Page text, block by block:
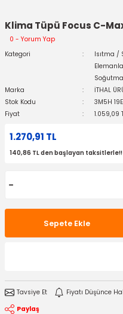
Klima Tüpü Focus C-
0 - Yorum Yap
Kategori
Isıtma /
Marka
İTHAL
Stok Kodu
3M5H
Fiyat
1.059,09
1.270,91 TL
140,86 TL den başlayan taksitlerle!!
Sepete Ekle
Tavsiye Et
Fiyatı Düşünce
Paylaş